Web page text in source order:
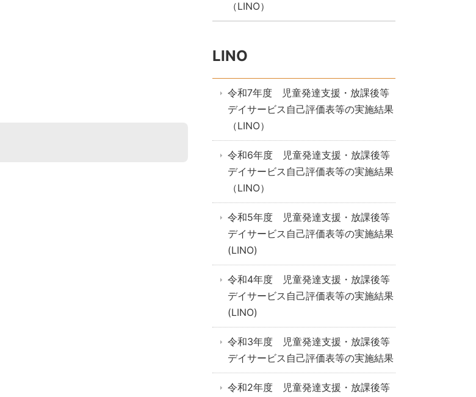
（LINO）
LINO
令和7年度 児童発達支援・放課後等
デイサービス自己評価表等の実施結果
（LINO）
令和6年度 児童発達支援・放課後等
デイサービス自己評価表等の実施結果
（LINO）
令和5年度 児童発達支援・放課後等
デイサービス自己評価表等の実施結果
(LINO)
令和4年度 児童発達支援・放課後等
デイサービス自己評価表等の実施結果
(LINO)
令和3年度 児童発達支援・放課後等
デイサービス自己評価表等の実施結果
令和2年度 児童発達支援・放課後等